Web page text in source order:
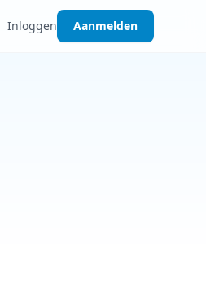
Inloggen Aanmelden